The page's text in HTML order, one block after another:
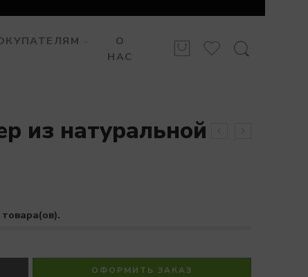
О
НАС
из натуральной
товара(ов).
ОФОРМИТЬ ЗАКАЗ